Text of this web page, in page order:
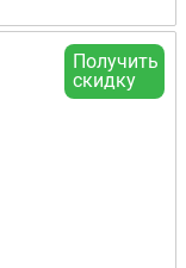
Получить
скидку